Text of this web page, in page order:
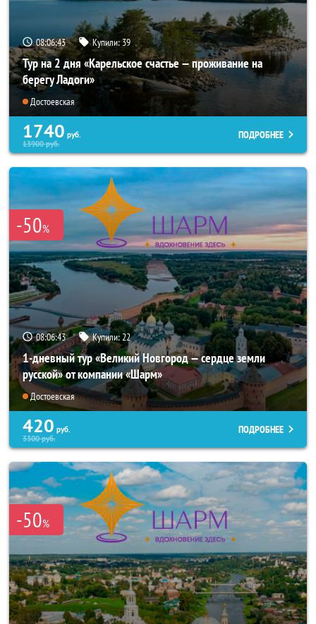
08:06:40 Купили:39
Тур на 2 дня «Карельское счастье — проживание на
берегу Ладоги»
Достоевская
1740 руб.
13900руб.
ПОДРОБНЕЕ
-50%
08:06:40 Купили: 22
1-дневный тур «Великий Новгород — сердце земли
русской» от компании «Шарм»
Достоевская
420 руб.
3300руб.
ПОДРОБНЕЕ
-50%